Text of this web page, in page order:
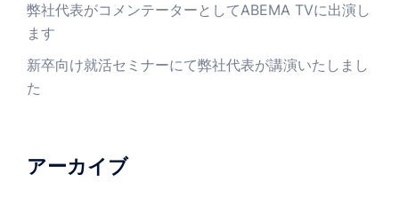
弊社代表がコメンテーターとしてABEMA TVに出演し
ます
新卒向け就活セミナーにて弊社代表が講演いたしまし
た
アーカイブ